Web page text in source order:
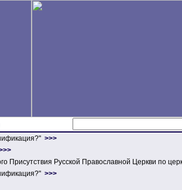
>>>
Присутствия Русской Православной Церкви по
>>>